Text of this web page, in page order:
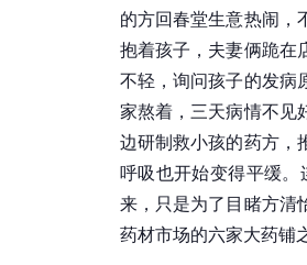
的方回春堂生意热闹，
抱着孩子，夫妻俩跪在
不轻，询问孩子的发病
家熬着，三天病情不见
边研制救小孩的药方，
呼吸也开始变得平缓
来，只是为了目睹方清
药材市场的六家大药铺